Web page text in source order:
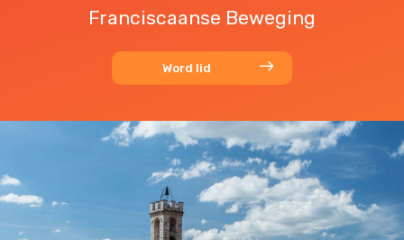
Franciscaanse Beweging
Word lid